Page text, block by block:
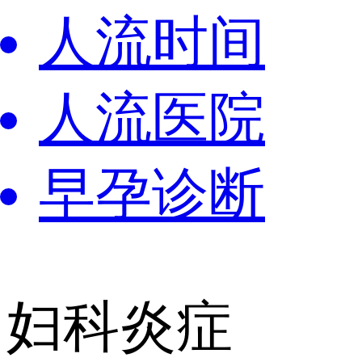
人流时间
人流医院
早孕诊断
妇科炎症